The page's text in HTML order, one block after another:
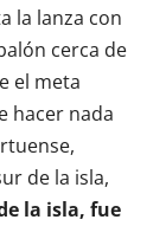
la lanza con
cerca de
el meta
hacer nada
de la isla,
la isla, fue